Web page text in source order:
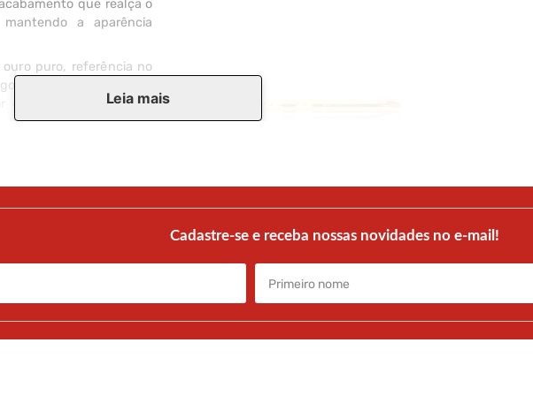
Noivado / Casamento
que realça o
a aparência
puro, referência no
do tempo. Mantém o
décadas, resistindo ao
o visual. O Ouro
gravação interna, uma
mais de 50 anos no
especializado conhece
na escolha de uma
Leia mais
Cadastre-se e receba nossas novidades no e-mail!